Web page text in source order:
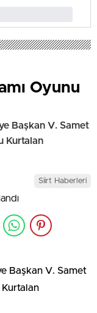
Oyunu
Başkan V. Samet
Kurtalan
Siirt Haberleri
Başkan V. Samet
Kurtalan